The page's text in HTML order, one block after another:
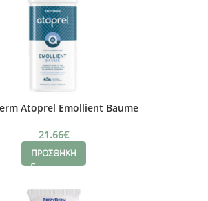
Atoprel Emollient Baume
21.66€
ΠΡΟΣΘΗΚΗ